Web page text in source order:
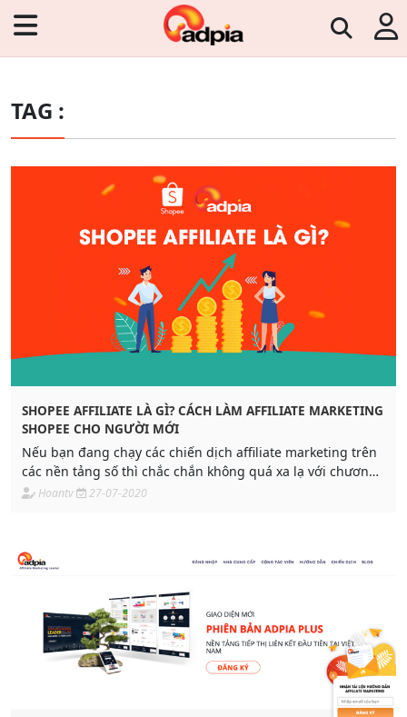
TAG :
SHOPEE AFFILIATE LÀ GÌ? CÁCH LÀM AFFILIATE MARKETING
SHOPEE CHO NGƯỜI MỚI
Nếu bạn đang chạy các chiến dịch affiliate marketing trên
các nền tảng số thì chắc chắn không quá xa lạ với chương
trình shopee affiliate. Đây là mô hình tiếp thị liên kết có
Hoantv 27-07-2020